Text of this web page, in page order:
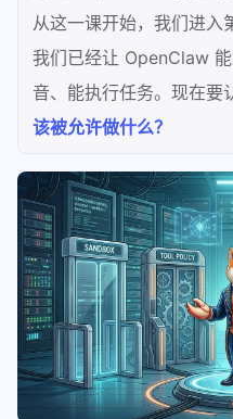
从这一课开始，我们进入
我们已经让 OpenClaw
音、能执行任务。现在要
该被允许做什么？